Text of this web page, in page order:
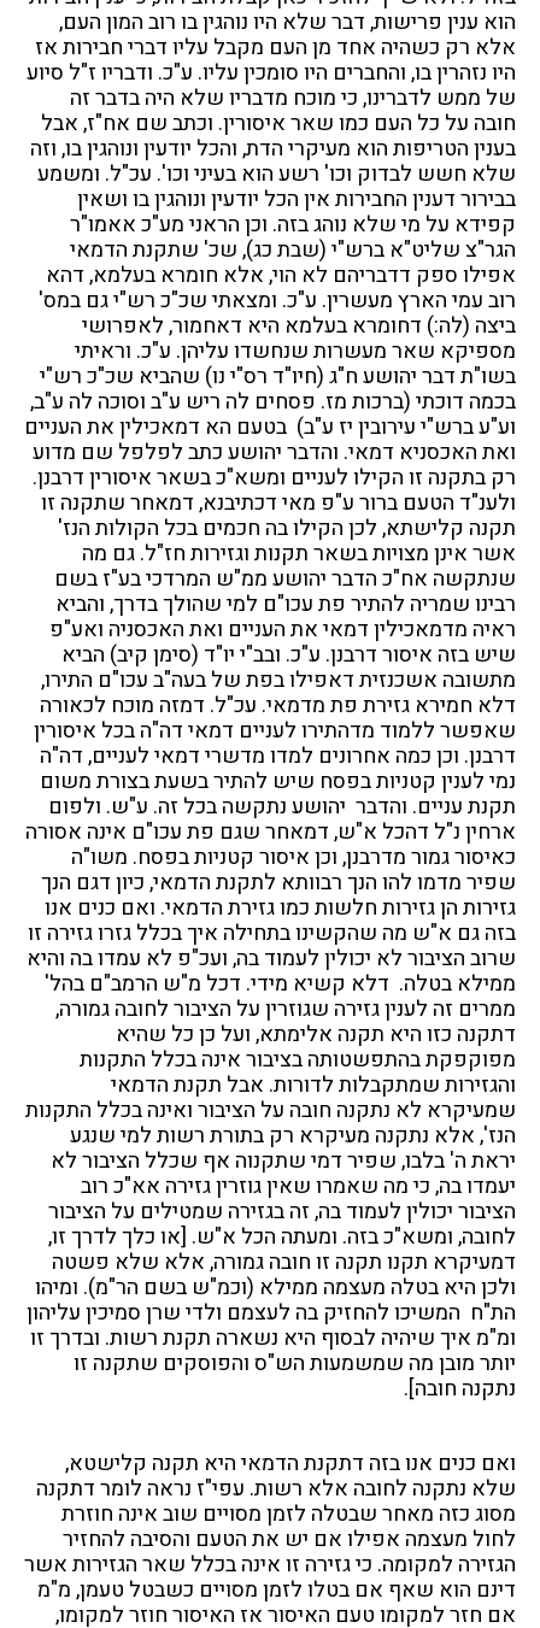
הוא ענין פרישות, דבר שלא היו נוהגין בו רוב המון העם,
אלא רק כשהיה אחד מן העם מקבל עליו דברי חבירות אז
היו נזהרין בו, והחברים היו סומכין עליו. ע"כ. ודבריו ז"ל סיוע
של ממש לדברינו, כי מוכח מדבריו שלא היה בדבר זה
חובה על כל העם כמו שאר איסורין. וכתב שם אח"ז, אבל
בענין הטריפות הוא מעיקרי הדת, והכל יודעין ונוהגין בו, וזה
שלא חשש לבדוק וכו' רשע הוא בעיני וכו'. עכ"ל. ומשמע
בבירור דענין החבירות אין הכל יודעין ונוהגין בו ושאין
קפידא על מי שלא נוהג בזה. וכן הראני מע"כ אאמו"ר
הגר"צ שליט"א ברש"י (שבת כג), שכ' שתקנת הדמאי
אפילו ספק דדבריהם לא הוי, אלא חומרא בעלמא, דהא
רוב עמי הארץ מעשרין. ע"כ. ומצאתי שכ"כ רש"י גם במס'
ביצה (לה:) דחומרא בעלמא היא דאחמור, לאפרושי
מספיקא שאר מעשרות שנחשדו עליהן. ע"כ. וראיתי
בשו"ת דבר יהושע ח"ג (חיו"ד רס"י נו) שהביא שכ"כ רש"י
בכמה דוכתי (ברכות מז. פסחים לה ריש ע"ב וסוכה לה ע"ב,
וע"ע ברש"י עירובין יז ע"ב) בטעם הא דמאכילין את העניים
ואת האכסניא דמאי. והדבר יהושע כתב לפלפל שם מדוע
רק בתקנה זו הקילו לעניים ומשא"כ בשאר איסורין דרבנן.
ולענ"ד הטעם ברור ע"פ מאי דכתיבנא, דמאחר שתקנה זו
תקנה קלישתא, לכן הקילו בה חכמים בכל הקולות הנז'
אשר אינן מצויות בשאר תקנות וגזירות חז"ל. גם מה
שנתקשה אח"כ הדבר יהושע ממ"ש המרדכי בע"ז בשם
רבינו שמריה להתיר פת עכו"ם למי שהולך בדרך, והביא
ראיה מדמאכילין דמאי את העניים ואת האכסניה ואע"פ
שיש בזה איסור דרבנן. ע"כ. ובב"י יו"ד (סימן קיב) הביא
מתשובה אשכנזית דאפילו בפת של בעה"ב עכו"ם התירו,
דלא חמירא גזירת פת מדמאי. עכ"ל. דמזה מוכח לכאורה
שאפשר ללמוד מדהתירו לעניים דמאי דה"ה בכל איסורין
דרבנן. וכן כמה אחרונים למדו מדשרי דמאי לעניים, דה"ה
נמי לענין קטניות בפסח שיש להתיר בשעת בצורת משום
תקנת עניים. והדבר יהושע נתקשה בכל זה. ע"ש. ולפום
ארחין נ"ל דהכל א"ש, דמאחר שגם פת עכו"ם אינה אסורה
כאיסור גמור מדרבנן, וכן איסור קטניות בפסח. משו"ה
שפיר מדמו להו הנך רבוותא לתקנת הדמאי, כיון דגם הנך
גזירות הן גזירות חלשות כמו גזירת הדמאי. ואם כנים אנו
בזה גם א"ש מה שהקשינו בתחילה איך בכלל גזרו גזירה זו
שרוב הציבור לא יכולין לעמוד בה, ועכ"פ לא עמדו בה והיא
ממילא בטלה. דלא קשיא מידי. דכל מ"ש הרמב"ם בהל'
ממרים זה לענין גזירה שגוזרין על הציבור לחובה גמורה,
דתקנה כזו היא תקנה אלימתא, ועל כן כל שהיא
מפוקפקת בהתפשטותה בציבור אינה בכלל התקנות
והגזירות שמתקבלות לדורות. אבל תקנת הדמאי
שמעיקרא לא נתקנה חובה על הציבור ואינה בכלל התקנות
הנז', אלא נתקנה מעיקרא רק בתורת רשות למי שנגע
יראת ה' בלבו, שפיר דמי שתקנוה אף שכלל הציבור לא
יעמדו בה, כי מה שאמרו שאין גוזרין גזירה אא"כ רוב
הציבור יכולין לעמוד בה, זה בגזירה שמטילים על הציבור
לחובה, ומשא"כ בזה. ומעתה הכל א"ש. [או כלך לדרך זו,
דמעיקרא תקנו תקנה זו חובה גמורה, אלא שלא פשטה
ולכן היא בטלה מעצמה ממילא (וכמ"ש בשם הר"מ). ומיהו
הת"ח המשיכו להחזיק בה לעצמם ולדי שרן סמיכין עליהון
ומ"מ איך שיהיה לבסוף היא נשארה תקנת רשות. ובדרך זו
יותר מובן מה שמשמעות הש"ס והפוסקים שתקנה זו
נתקנה חובה].
ואם כנים אנו בזה דתקנת הדמאי היא תקנה קלישטא,
שלא נתקנה לחובה אלא רשות. עפי"ז נראה לומר דתקנה
מסוג כזה מאחר שבטלה לזמן מסויים שוב אינה חוזרת
לחול מעצמה אפילו אם יש את הטעם והסיבה להחזיר
הגזירה למקומה. כי גזירה זו אינה בכלל שאר הגזירות אשר
דינם הוא שאף אם בטלו לזמן מסויים כשבטל טעמן, מ"מ
אם חזר למקומו טעם האיסור אז האיסור חוזר למקומו,